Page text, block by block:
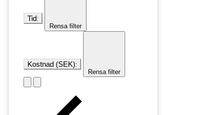
Tid :
Rensa filter
Kostnad (SEK):
Rensa filter